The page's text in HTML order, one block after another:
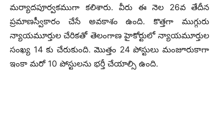
మర్యాదపూర్వకముగా కలిశారు. వీరు ఈ నెల 26వ తేదీన
ప్రమాణస్వీకారం చేసే అవకాశం ఉంది. కొత్తగా ముగ్గురు
న్యాయమూర్తుల చేరికతో తెలంగాణ హైకోర్టులో న్యాయమూర్తుల
సంఖ్య 14 కు చేరుకుంది. మొత్తం 24 పోస్టులు మంజూరుకాగా
ఇంకా మరో 10 పోస్టులను భర్తీ చేయాల్సి ఉంది.